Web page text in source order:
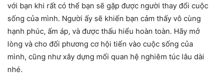
với bạn khi rất có thể bạn sẽ gặp được người thay đổi cuộc
sống của mình. Người ấy sẽ khiến bạn cảm thấy vô cùng
hạnh phúc, ấm áp, và được thấu hiểu hoàn toàn. Hãy mở
lòng và cho đối phương cơ hội tiến vào cuộc sống của
mình, cũng như xây dựng mối quan hệ nghiêm túc lâu dài
nhé.